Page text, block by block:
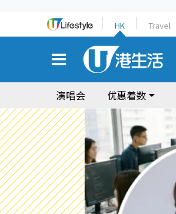
HK Travel
演唱会 优惠着数